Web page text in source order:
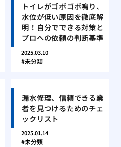
トイレがゴボゴボ鳴り、
水位が低い原因を徹底解
明！自分でできる対策と
プロへの依頼の判断基準
2025.03.10
未分類
漏水修理、信頼できる業
者を見つけるためのチェ
ックリスト
2025.01.14
未分類